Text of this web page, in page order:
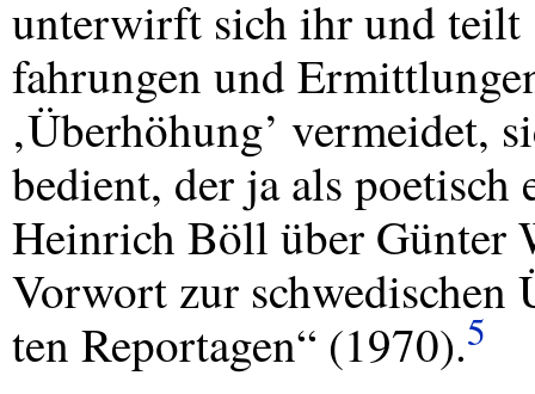
unterwirft sich ihr und teilt
fahrungen und
‚Überhöhung’ vermeidet,
bedient, der ja als poetisch
Heinrich Böll über Günter
Vorwort zur schwedischen
ten Reportagen“ (1970).5